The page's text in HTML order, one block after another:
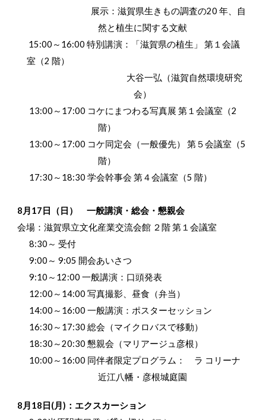
展示：滋賀県生きもの調査の20 年、自
然と植生に関する文献
15:00～16:00 特別講演：「滋賀県の植生」 第１会議
室（2 階）
大谷一弘（滋賀自然環境研究
会）
13:00～17:00 コケにまつわる写真展 第１会議室（2
階）
13:00～17:00 コケ同定会（一般優先） 第５会議室（5
階）
17:30～18:30 学会幹事会 第４会議室（5 階）
8月17日（日） 一般講演・総会・懇親会
会場：滋賀県立文化産業交流会館 ２階 第１会議室
8:30～ 受付
9:00～ 9:05 開会あいさつ
9:10～12:00 一般講演：口頭発表
12:00～14:00 写真撮影、昼食（弁当）
14:00～16:00 一般講演：ポスターセッション
16:30～17:30 総会（マイクロバスで移動）
18:30～20:30 懇親会（マリアージュ彦根）
10:00～16:00 同伴者限定プログラム： ラ コリーナ
近江八幡・彦根城庭園
8月18日(月)：エクスカーション